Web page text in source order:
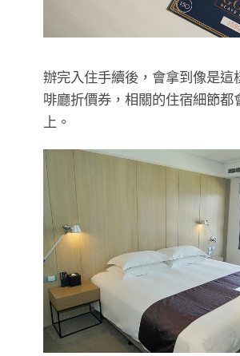
辦完入住手續後，會拿到像是這
啡廳折價券，相關的住宿細節都
上。